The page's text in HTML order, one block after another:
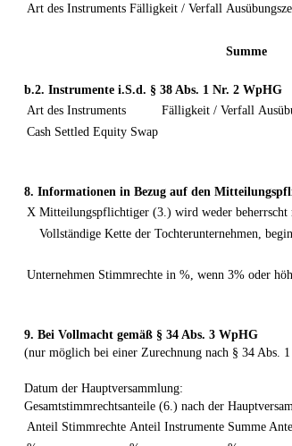
Art des Instruments Fälligkeit / Verfall
Summe
b.2. Instrumente i.S.d. § 38 Abs. 1 Nr. 2 WpHG
Art des Instruments
Fälligkeit / Verfall
Cash Settled Equity Swap
8. Informationen in Bezug auf den
X Mitteilungspflichtiger (3.) wird weder beherrscht
Vollständige Kette der Tochterunternehmen,
Unternehmen Stimmrechte in %, wenn 3% oder
9. Bei Vollmacht gemäß § 34 Abs. 3 WpHG
(nur möglich bei einer Zurechnung nach § 34 Abs.
Datum der Hauptversammlung:
Gesamtstimmrechtsanteile (6.) nach der
Anteil Stimmrechte Anteil Instrumente Summe